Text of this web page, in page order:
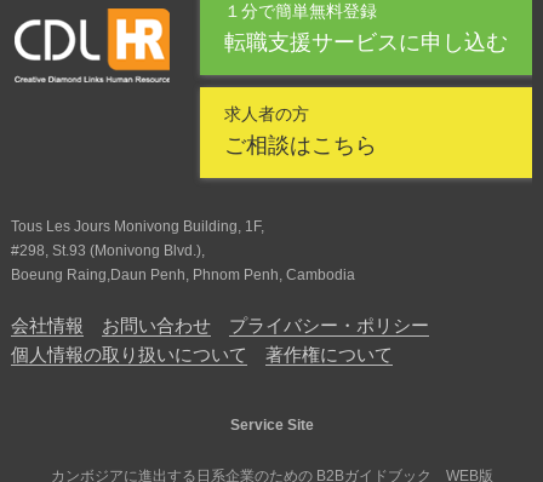
１分で簡単無料登録
転職支援サービスに申し込む
求人者の方
ご相談はこちら
Tous Les Jours Monivong Building, 1F,
#298, St.93 (Monivong Blvd.),
Boeung Raing,Daun Penh, Phnom Penh, Cambodia
会社情報 お問い合わせ
プライバシー・ポリシー
個人情報の取り扱いについて
著作権について
Service Site
カンボジアに進出する日系企業のための B2Bガイドブック WEB版